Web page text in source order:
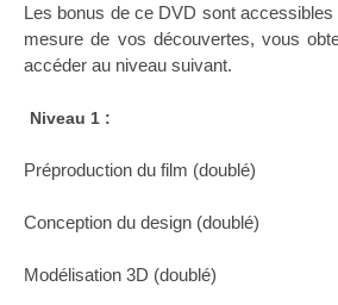
Les bonus de ce DVD sont
mesure de vos découvertes, vous
accéder au niveau suivant.
Niveau 1 :
Préproduction du film (doublé)
Conception du design (doublé)
Modélisation 3D (doublé)